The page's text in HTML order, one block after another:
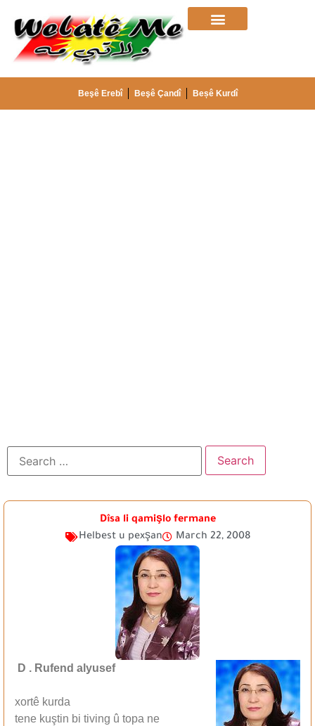
Beşê Erebî Beşê Çandî Beșê Kurdî
Dîsa li qamişlo fermane
Helbest u pexşan
March 22, 2008
D . Rufend alyusef
xortê kurda
tene kuştin bi tiving û topa ne